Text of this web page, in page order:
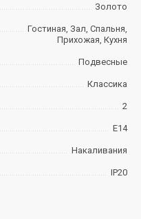
Золото
Гостиная, Зал, Спальня,
Прихожая, Кухня
Подвесные
Классика
2
E14
Накаливания
IP20